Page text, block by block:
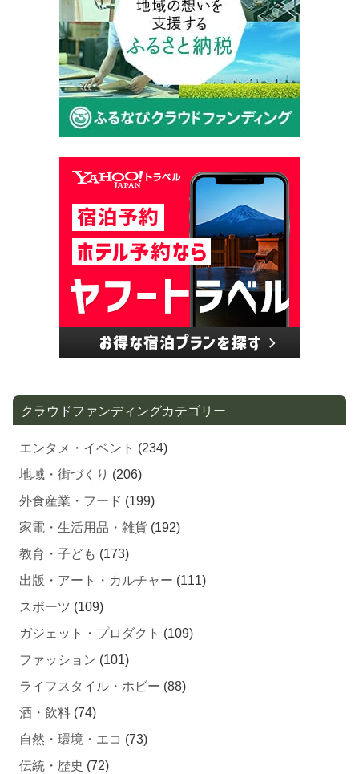
クラウドファンディングカテゴリー
エンタメ・イベント (234)
地域・街づくり (206)
外食産業・フード (199)
家電・生活用品・雑貨 (192)
教育・子ども (173)
出版・アート・カルチャー (111)
スポーツ (109)
ガジェット・プロダクト (109)
ファッション (101)
ライフスタイル・ホビー (88)
酒・飲料 (74)
自然・環境・エコ (73)
伝統・歴史 (72)